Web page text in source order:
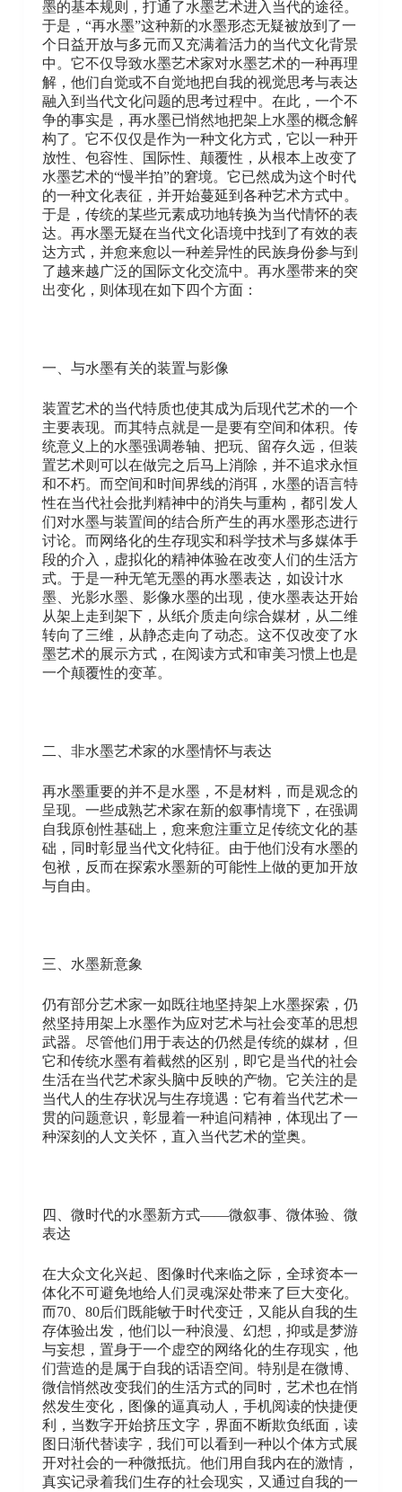
墨的基本规则，打通了水墨艺术进入当代的途径。
于是，“再水墨”这种新的水墨形态无疑被放到了一
个日益开放与多元而又充满着活力的当代文化背景
中。它不仅导致水墨艺术家对水墨艺术的一种再理
解，他们自觉或不自觉地把自我的视觉思考与表达
融入到当代文化问题的思考过程中。在此，一个不
争的事实是，再水墨已悄然地把架上水墨的概念解
构了。它不仅仅是作为一种文化方式，它以一种开
放性、包容性、国际性、颠覆性，从根本上改变了
水墨艺术的“慢半拍”的窘境。它已然成为这个时代
的一种文化表征，并开始蔓延到各种艺术方式中。
于是，传统的某些元素成功地转换为当代情怀的表
达。再水墨无疑在当代文化语境中找到了有效的表
达方式，并愈来愈以一种差异性的民族身份参与到
了越来越广泛的国际文化交流中。再水墨带来的突
出变化，则体现在如下四个方面：
一、与水墨有关的装置与影像
装置艺术的当代特质也使其成为后现代艺术的一个
主要表现。而其特点就是一是要有空间和体积。传
统意义上的水墨强调卷轴、把玩、留存久远，但装
置艺术则可以在做完之后马上消除，并不追求永恒
和不朽。而空间和时间界线的消弭，水墨的语言特
性在当代社会批判精神中的消失与重构，都引发人
们对水墨与装置间的结合所产生的再水墨形态进行
讨论。而网络化的生存现实和科学技术与多媒体手
段的介入，虚拟化的精神体验在改变人们的生活方
式。于是一种无笔无墨的再水墨表达，如设计水
墨、光影水墨、影像水墨的出现，使水墨表达开始
从架上走到架下，从纸介质走向综合媒材，从二维
转向了三维，从静态走向了动态。这不仅改变了水
墨艺术的展示方式，在阅读方式和审美习惯上也是
一个颠覆性的变革。
二、非水墨艺术家的水墨情怀与表达
再水墨重要的并不是水墨，不是材料，而是观念的
呈现。一些成熟艺术家在新的叙事情境下，在强调
自我原创性基础上，愈来愈注重立足传统文化的基
础，同时彰显当代文化特征。由于他们没有水墨的
包袱，反而在探索水墨新的可能性上做的更加开放
与自由。
三、水墨新意象
仍有部分艺术家一如既往地坚持架上水墨探索，仍
然坚持用架上水墨作为应对艺术与社会变革的思想
武器。尽管他们用于表达的仍然是传统的媒材，但
它和传统水墨有着截然的区别，即它是当代的社会
生活在当代艺术家头脑中反映的产物。它关注的是
当代人的生存状况与生存境遇：它有着当代艺术一
贯的问题意识，彰显着一种追问精神，体现出了一
种深刻的人文关怀，直入当代艺术的堂奥。
四、微时代的水墨新方式——微叙事、微体验、微
表达
在大众文化兴起、图像时代来临之际，全球资本一
体化不可避免地给人们灵魂深处带来了巨大变化。
而70、80后们既能敏于时代变迁，又能从自我的生
存体验出发，他们以一种浪漫、幻想，抑或是梦游
与妄想，置身于一个虚空的网络化的生存现实，他
们营造的是属于自我的话语空间。特别是在微博、
微信悄然改变我们的生活方式的同时，艺术也在悄
然发生变化，图像的逼真动人，手机阅读的快捷便
利，当数字开始挤压文字，界面不断欺负纸面，读
图日渐代替读字，我们可以看到一种以个体方式展
开对社会的一种微抵抗。他们用自我内在的激情，
真实记录着我们生存的社会现实，又通过自我的一